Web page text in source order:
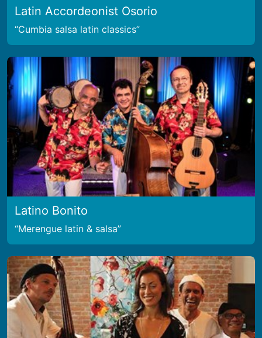
Latin Accordeonist Osorio
Cumbia salsa latin classics
Latino Bonito
Merengue latin & salsa